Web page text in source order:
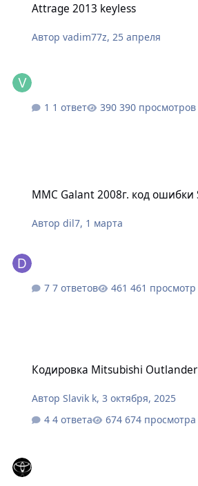
Attrage 2013 keyless
Авторvadim77z,25 апреля
1 ответ 390 просмотров
MMC Galant 2008г. код ошибки
Авторdil7, 1 марта
7 ответов 461 просмотр
Кодировка Mitsubishi
АвторSlavik k,3 октября, 2025
4 ответа
674 просмотра